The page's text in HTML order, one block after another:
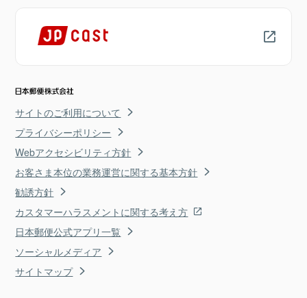
サイトのご利用について
プライバシーポリシー
Webアクセシビリティ方針
お客さま本位の業務運営に関する基本方針
勧誘方針
カスタマーハラスメントに関する考え方
日本郵便公式アプリ一覧
ソーシャルメディア
サイトマップ